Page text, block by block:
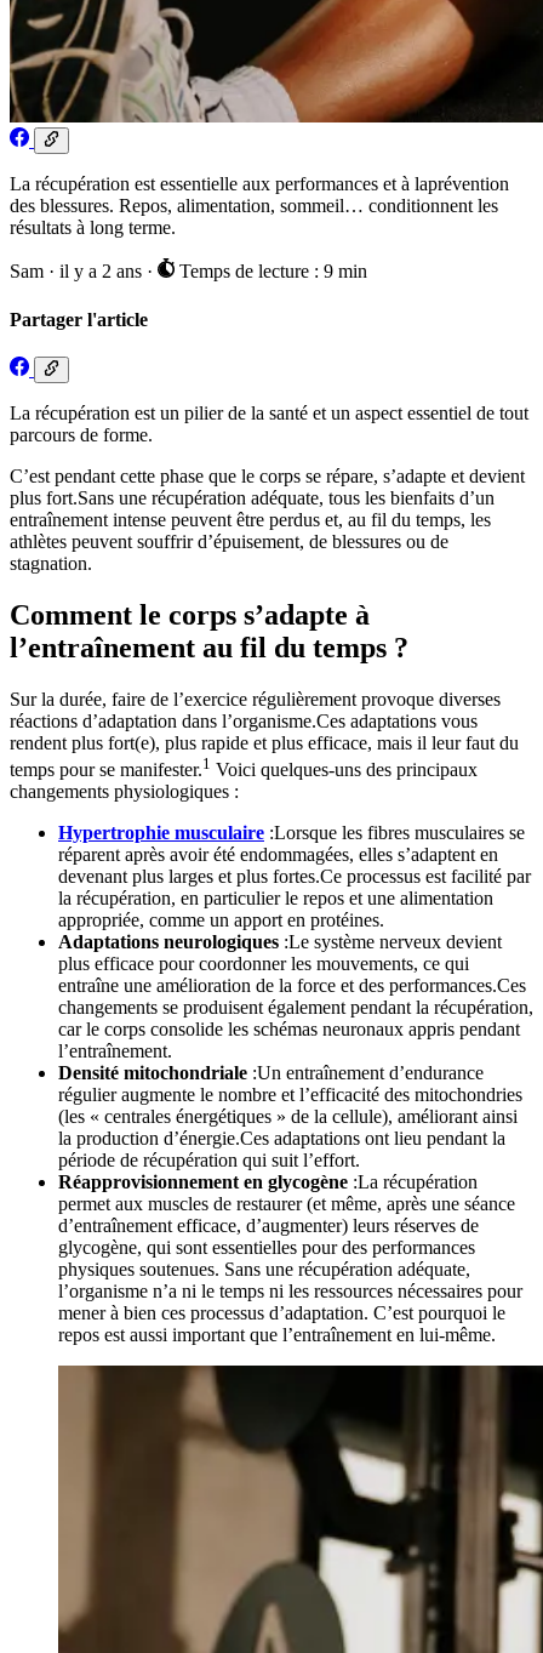
La récupération est essentielle aux performances et à laprévention
des blessures. Repos, alimentation, sommeil… conditionnent les
résultats à long terme.
Sam · il y a 2 ans · Temps de lecture : 9 min
Partager l'article
La récupération est un pilier de la santé et un aspect essentiel de tout
parcours de forme.
C’est pendant cette phase que le corps se répare, s’adapte et devient
plus fort.Sans une récupération adéquate, tous les bienfaits d’un
entraînement intense peuvent être perdus et, au fil du temps, les
athlètes peuvent souffrir d’épuisement, de blessures ou de
stagnation.
Comment le corps s’adapte à
l’entraînement au fil du temps ?
Sur la durée, faire de l’exercice régulièrement provoque diverses
réactions d’adaptation dans l’organisme.Ces adaptations vous
rendent plus fort(e), plus rapide et plus efficace, mais il leur faut du
temps pour se manifester.1 Voici quelques-uns des principaux
changements physiologiques :
Hypertrophie musculaire :Lorsque les fibres musculaires se
réparent après avoir été endommagées, elles s’adaptent en
devenant plus larges et plus fortes.Ce processus est facilité par
la récupération, en particulier le repos et une alimentation
appropriée, comme un apport en protéines.
Adaptations neurologiques :Le système nerveux devient
plus efficace pour coordonner les mouvements, ce qui
entraîne une amélioration de la force et des performances.Ces
changements se produisent également pendant la récupération,
car le corps consolide les schémas neuronaux appris pendant
l’entraînement.
Densité mitochondriale :Un entraînement d’endurance
régulier augmente le nombre et l’efficacité des mitochondries
(les « centrales énergétiques » de la cellule), améliorant ainsi
la production d’énergie.Ces adaptations ont lieu pendant la
période de récupération qui suit l’effort.
Réapprovisionnement en glycogène :La récupération
permet aux muscles de restaurer (et même, après une séance
d’entraînement efficace, d’augmenter) leurs réserves de
glycogène, qui sont essentielles pour des performances
physiques soutenues. Sans une récupération adéquate,
l’organisme n’a ni le temps ni les ressources nécessaires pour
mener à bien ces processus d’adaptation. C’est pourquoi le
repos est aussi important que l’entraînement en lui-même.